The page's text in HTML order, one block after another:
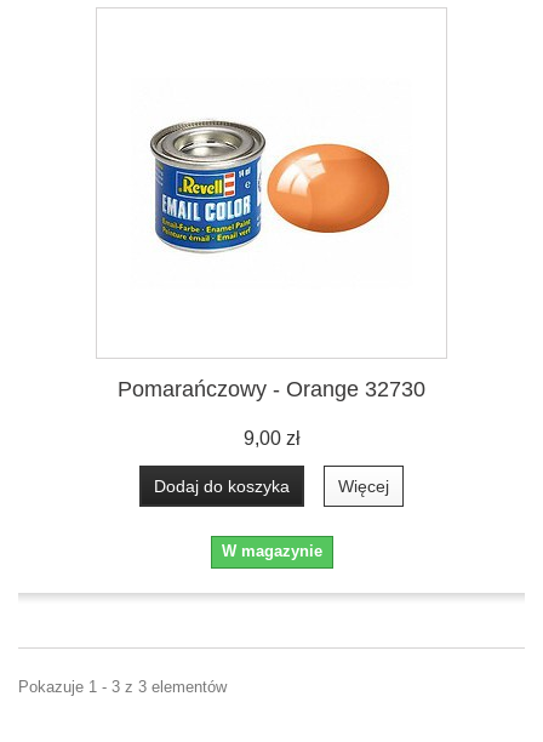
Pomarańczowy - Orange 32730
9,00 zł
Dodaj do koszyka Więcej
W magazynie
Pokazuje 1 - 3 z 3 elementów